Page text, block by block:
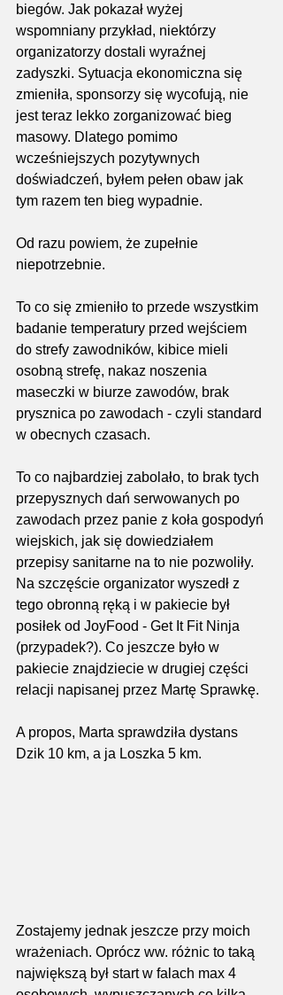
biegów. Jak pokazał wyżej
wspomniany przykład, niektórzy
organizatorzy dostali wyraźnej
zadyszki. Sytuacja ekonomiczna się
zmieniła, sponsorzy się wycofują, nie
jest teraz lekko zorganizować bieg
masowy. Dlatego pomimo
wcześniejszych pozytywnych
doświadczeń, byłem pełen obaw jak
tym razem ten bieg wypadnie.
Od razu powiem, że zupełnie
niepotrzebnie.
To co się zmieniło to przede wszystkim
badanie temperatury przed wejściem
do strefy zawodników, kibice mieli
osobną strefę, nakaz noszenia
maseczki w biurze zawodów, brak
prysznica po zawodach - czyli standard
w obecnych czasach.
To co najbardziej zabolało, to brak tych
przepysznych dań serwowanych po
zawodach przez panie z koła gospodyń
wiejskich, jak się dowiedziałem
przepisy sanitarne na to nie pozwoliły.
Na szczęście organizator wyszedł z
tego obronną ręką i w pakiecie był
posiłek od JoyFood - Get It Fit Ninja
(przypadek?). Co jeszcze było w
pakiecie znajdziecie w drugiej części
relacji napisanej przez Martę Sprawkę.
A propos, Marta sprawdziła dystans
Dzik 10 km, a ja Loszka 5 km.
Zostajemy jednak jeszcze przy moich
wrażeniach. Oprócz ww. różnic to taką
największą był start w falach max 4